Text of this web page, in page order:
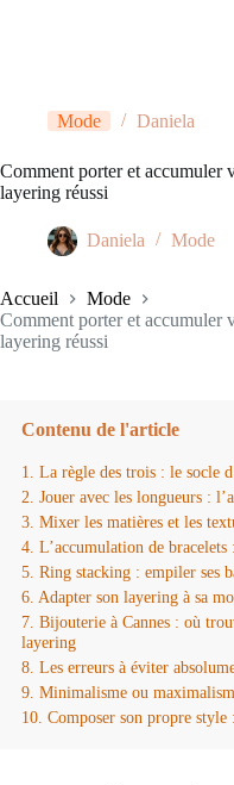
Mode Daniela
Comment porter et accumuler
layering réussi
Daniela Mode
Accueil
Mode
Comment porter et accumuler
layering réussi
Contenu de l'article
La règle des trois : le socle
Jouer avec les longueurs :
Mixer les matières et les
L’accumulation de
Ring stacking : empiler ses
Adapter son layering à sa
Bijouterie à Cannes : où
layering
Les erreurs à éviter
Minimalisme ou
Composer son propre